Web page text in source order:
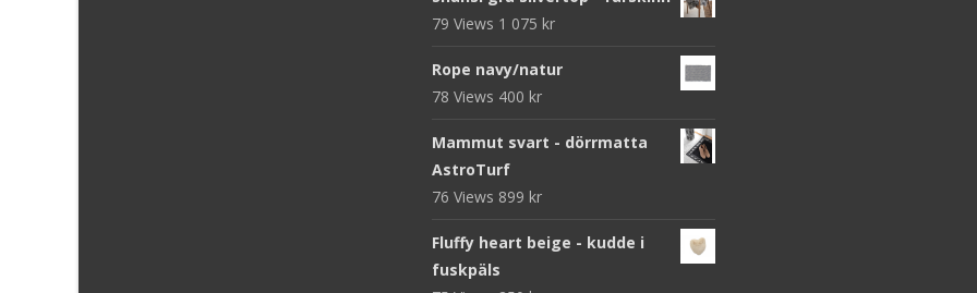
var:
79 Views 1 075 kr
Rope navy/natur
78 Views 400 kr
Mammut svart - dörrmatta
AstroTurf
76 Views 899 kr
Fluffy heart beige - kudde i
fuskpäls